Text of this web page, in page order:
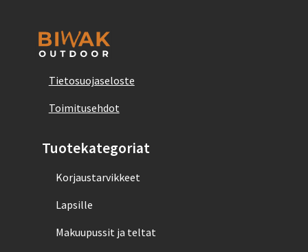
Tietosuojaseloste
Toimitusehdot
Tuotekategoriat
Korjaustarvikkeet
Lapsille
Makuupussit ja teltat